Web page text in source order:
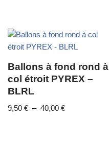
Ballons à fond rond à
col étroit PYREX –
BLRL
9,50 € – 40,00 €